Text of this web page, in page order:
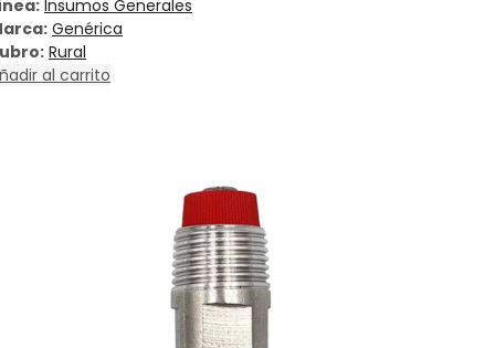
Insumos Generales
Genérica
Rural
al carrito